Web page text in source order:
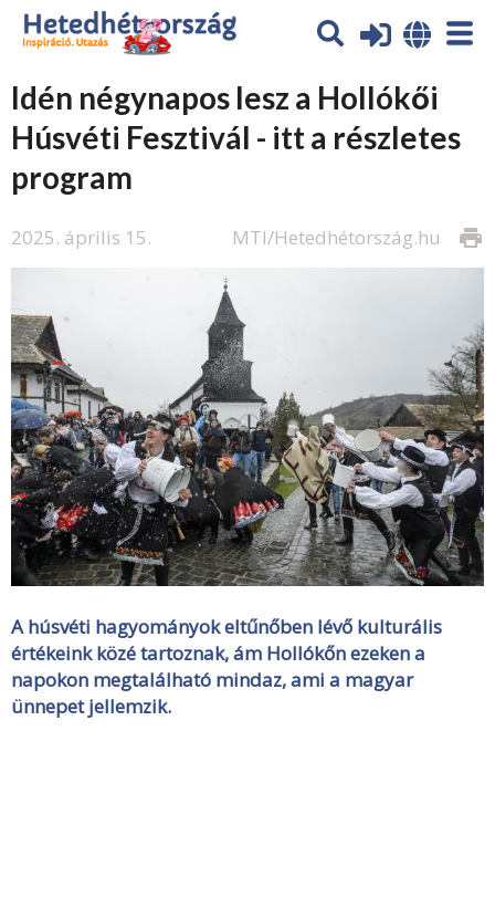
Idén négynapos lesz a Hollókői
Húsvéti Fesztivál - itt a részletes
program
2025. április 15. print
MTI/Hetedhétország.hu
A húsvéti hagyományok eltűnőben lévő kulturális
értékeink közé tartoznak, ám Hollókőn ezeken a
napokon megtalálható mindaz, ami a magyar
ünnepet jellemzik.